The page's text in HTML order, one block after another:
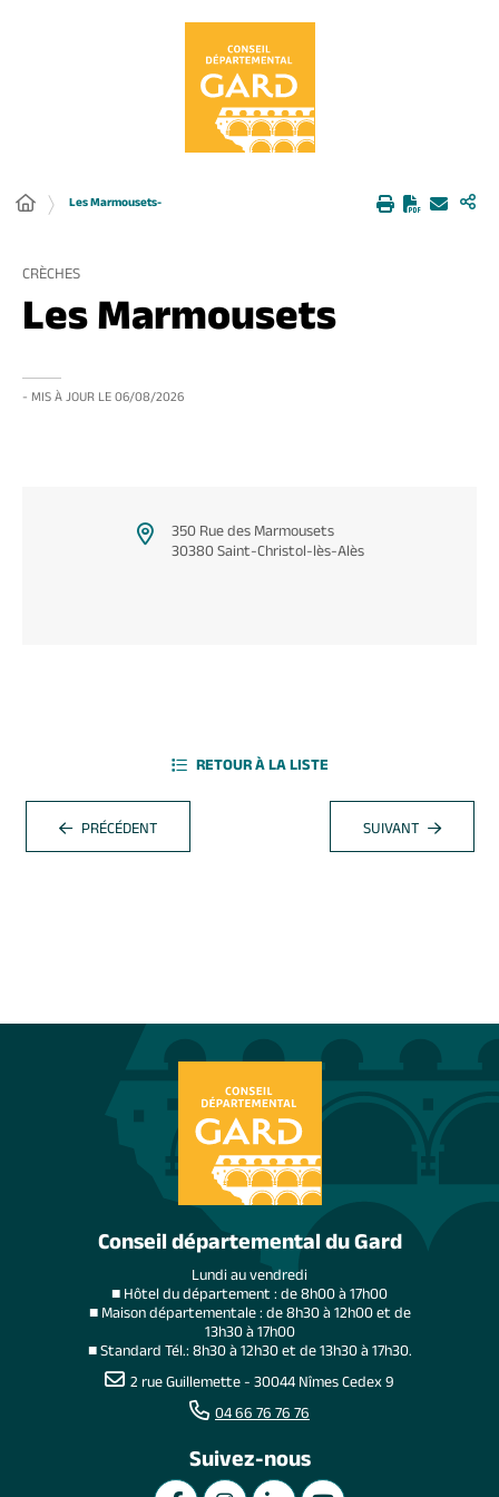
Les Marmousets-
CRÈCHES
Les Marmousets
- MIS À JOUR LE06/08/2026
350 Rue des Marmousets
30380 Saint-Christol-lès-Alès
PRÉCÉDENT
RETOUR À LA LISTE
SUIVANT
Conseil départemental du Gard
Lundi au vendredi
■ Hôtel du département : de 8h00 à 17h00
■ Maison départementale : de 8h30 à 12h00 et de
13h30 à 17h00
■ Standard Tél.: 8h30 à 12h30 et de 13h30 à 17h30.
2 rue Guillemette - 30044 Nîmes Cedex 9
04 66 76 76 76
Suivez-nous